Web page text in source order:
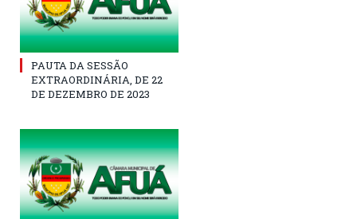
PAUTA DA SESSÃO
EXTRAORDINÁRIA, DE 22
DE DEZEMBRO DE 2023